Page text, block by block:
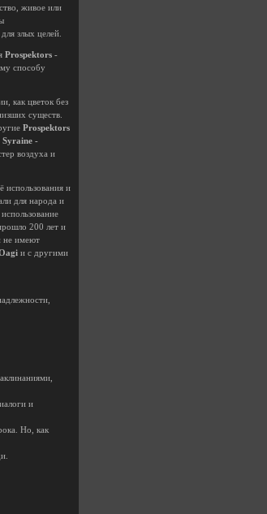
живое или
злых целей.
Prospektors -
способу
как цветок без
существ.
Prospektors
Syraine -
воздуха и
использования и
для народа и
200 лет и
не имеют
и с другими
и
Но, как